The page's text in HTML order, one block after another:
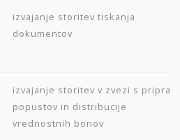
izvajanje storitev tiskanja
dokumentov
izvajanje storitev v zvezi s
popustov in distribucije
vrednostnih bonov